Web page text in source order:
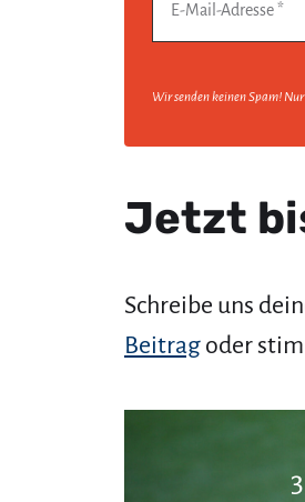
Wir senden keinen Spam!
Jetzt
Schreibe uns
Beitrag oder